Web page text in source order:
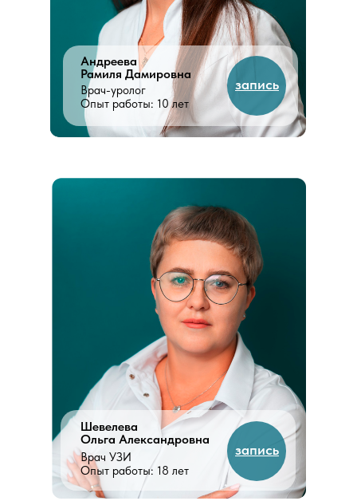
Врач-уролог
Андреева
Рамиля Дамировна
Опыт работы: 10 лет
Врач УЗИ
Шевелева
Ольга Александровна
Опыт работы: 18 лет
запись
запись